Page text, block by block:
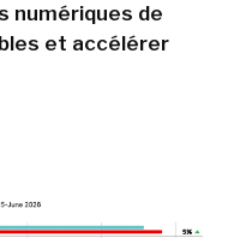
numériques de
et accélérer